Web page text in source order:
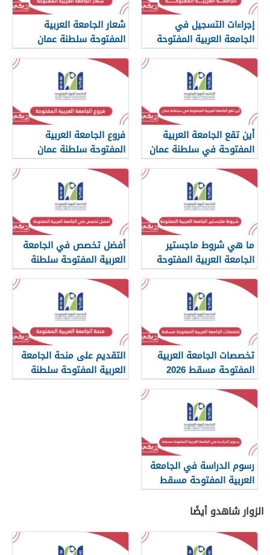
إجراءات التسجيل في
الجامعة العربية المفتوحة
سلطنة عمان
شعار الجامعة العربية
المفتوحة سلطنة عمان
أين تقع الجامعة العربية
المفتوحة في سلطنة عمان
فروع الجامعة العربية
المفتوحة سلطنة عمان
ما هي شروط ماجستير
الجامعة العربية المفتوحة
سلطنة عمان
أفضل تخصص في الجامعة
العربية المفتوحة سلطنة
عمان
تخصصات الجامعة العربية
المفتوحة مسقط 2026
التقديم على منحة الجامعة
العربية المفتوحة سلطنة
عمان 2026
رسوم الدراسة في الجامعة
العربية المفتوحة مسقط
2026
الزوار شاهدو أيضًا